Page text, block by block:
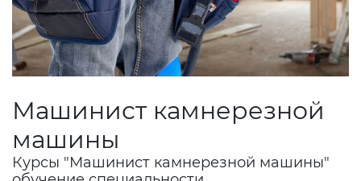
Машинист камнерезной
машины
Курсы "Машинист камнерезной машины"